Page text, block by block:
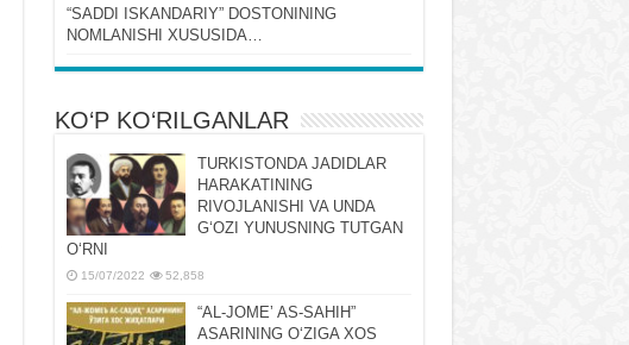
“SADDI ISKANDARIY” DOSTONINING
NOMLANISHI XUSUSIDA…
KO‘P KO‘RILGANLAR
TURKISTONDA JADIDLAR
HARAKATINING
RIVOJLANISHI VA UNDA
GʻOZI YUNUSNING TUTGAN
OʻRNI
15/07/2022 52,858
“AL-JOMEʼ AS-SAHIH”
ASARINING OʻZIGA XOS